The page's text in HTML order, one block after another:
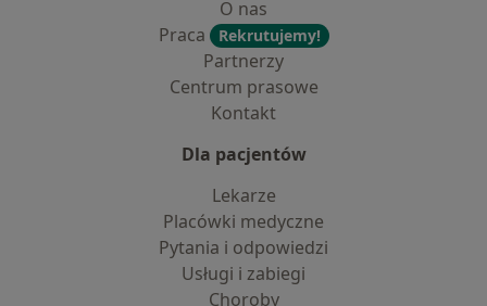
O nas
Praca
Rekrutujemy!
Partnerzy
Centrum prasowe
Kontakt
Dla pacjentów
Lekarze
Placówki medyczne
Pytania i odpowiedzi
Usługi i zabiegi
Choroby